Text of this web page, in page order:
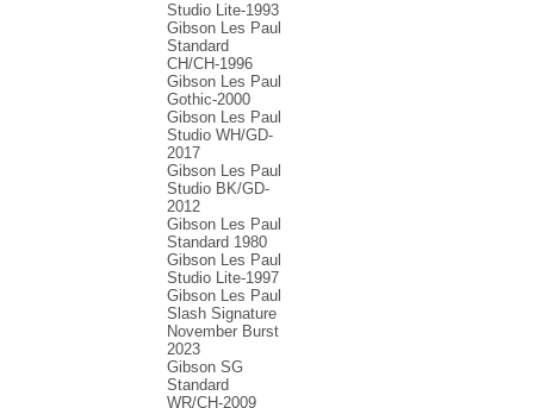
Studio Lite-1993
Gibson Les Paul
Standard
CH/CH-1996
Gibson Les Paul
Gothic-2000
Gibson Les Paul
Studio WH/GD-
2017
Gibson Les Paul
Studio BK/GD-
2012
Gibson Les Paul
Standard 1980
Gibson Les Paul
Studio Lite-1997
Gibson Les Paul
Slash Signature
November Burst
2023
Gibson SG
Standard
WR/CH-2009